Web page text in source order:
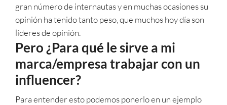
gran número de internautas y en muchas ocasiones su
opinión ha tenido tanto peso, que muchos hoy día son
líderes de opinión.
Pero ¿Para qué le sirve a mi
marca/empresa trabajar con un
influencer?
Para entender esto podemos ponerlo en un ejemplo